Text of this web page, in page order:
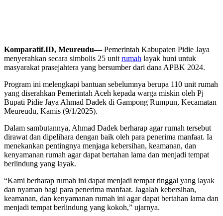
Komparatif.ID, Meureudu—Pemerintah Kabupaten Pidie Jaya
menyerahkan secara simbolis 25 unit rumah layak huni untuk
masyarakat prasejahtera yang bersumber dari dana APBK 2024.
Program ini melengkapi bantuan sebelumnya berupa 110 unit rumah
yang diserahkan Pemerintah Aceh kepada warga miskin oleh Pj
Bupati Pidie Jaya Ahmad Dadek di Gampong Rumpun, Kecamatan
Meureudu, Kamis (9/1/2025).
Dalam sambutannya, Ahmad Dadek berharap agar rumah tersebut
dirawat dan dipelihara dengan baik oleh para penerima manfaat. Ia
menekankan pentingnya menjaga kebersihan, keamanan, dan
kenyamanan rumah agar dapat bertahan lama dan menjadi tempat
berlindung yang layak.
“Kami berharap rumah ini dapat menjadi tempat tinggal yang layak
dan nyaman bagi para penerima manfaat. Jagalah kebersihan,
keamanan, dan kenyamanan rumah ini agar dapat bertahan lama dan
menjadi tempat berlindung yang kokoh,” ujarnya.